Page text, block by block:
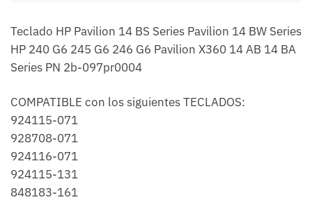
Teclado HP Pavilion 14 BS Series Pavilion 14 BW Series
HP 240 G6 245 G6 246 G6 Pavilion X360 14 AB 14 BA
Series PN 2b-097pr0004
COMPATIBLE con los siguientes TECLADOS:
924115-071
928708-071
924116-071
924115-131
848183-161